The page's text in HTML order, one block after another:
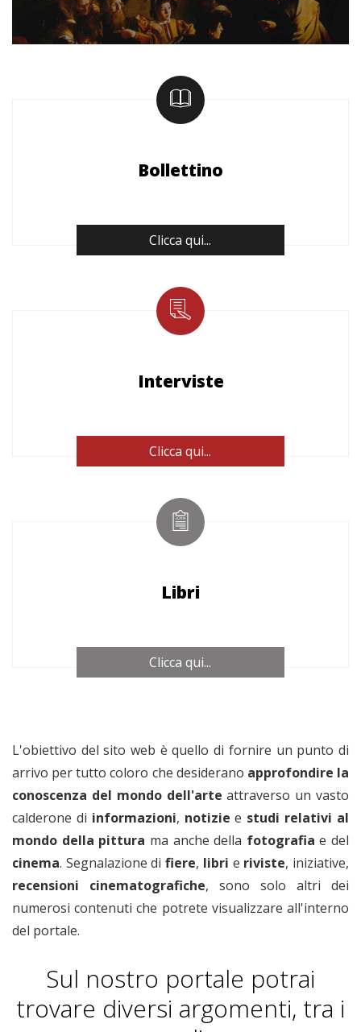
Bollettino
Clicca qui...
Interviste
Clicca qui...
Libri
Clicca qui...
L'obiettivo del sito web è quello di fornire un punto di
arrivo per tutto coloro che desiderano approfondire la
conoscenza del mondo dell'arte attraverso un vasto
calderone di informazioni, notiziee studi relativi al
mondo della pittura ma anche della fotografiae del
cinema. Segnalazione difiere, libri e riviste, iniziative,
recensioni cinematografiche, sono solo altri dei
numerosi contenuti che potrete visualizzare all'interno
del portale.
Sul nostro portale potrai
trovare diversi argomenti, tra i